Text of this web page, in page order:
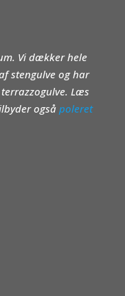
Vi dækker hele
stengulve og har
Læs
ogsåpoleret